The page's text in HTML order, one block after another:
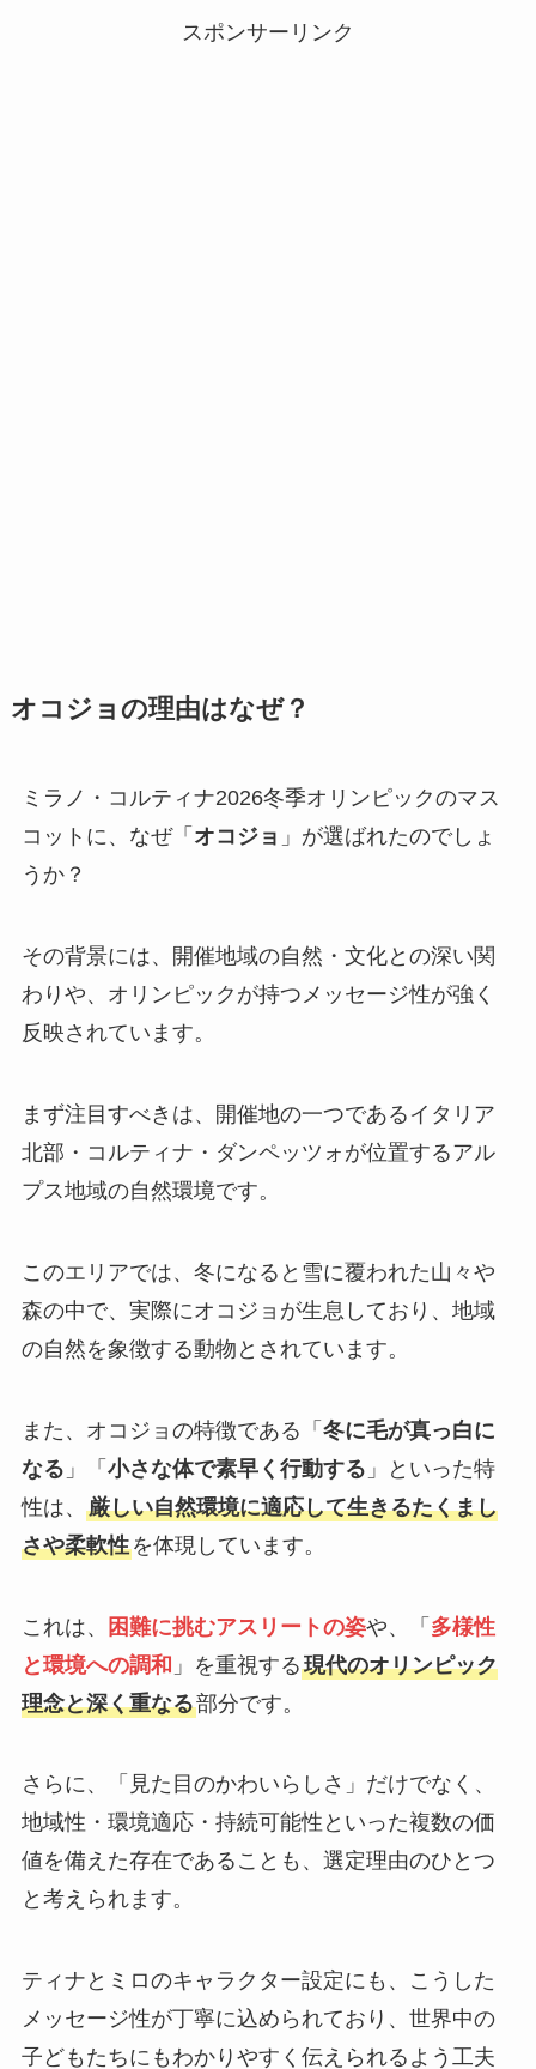
スポンサーリンク
オコジョの理由はなぜ？
ミラノ・コルティナ2026冬季オリンピックのマス
コットに、なぜ「 オコジョ 」が選ばれたのでしょ
うか？
その背景には、開催地域の自然・文化との深い関
わりや、オリンピックが持つメッセージ性が強く
反映されています。
まず注目すべきは、開催地の一つであるイタリア
北部・コルティナ・ダンペッツォが位置するアル
プス地域の自然環境です。
このエリアでは、冬になると雪に覆われた山々や
森の中で、実際にオコジョが生息しており、地域
の自然を象徴する動物とされています。
また、オコジョの特徴である「 冬に毛が真っ白に
なる 」「 小さな体で素早く行動する 」といった特
性は、 厳しい自然環境に適応して生きるたくまし
さや柔軟性を体現しています。
これは、 困難に挑むアスリートの姿や、「 多様性
と環境への調和 」を重視する現代のオリンピック
理念と深く重なる部分です。
さらに、「見た目のかわいらしさ」だけでなく、
地域性・環境適応・持続可能性といった複数の価
値を備えた存在であることも、選定理由のひとつ
と考えられます。
ティナとミロのキャラクター設定にも、こうした
メッセージ性が丁寧に込められており、世界中の
子どもたちにもわかりやすく伝えられるよう工夫